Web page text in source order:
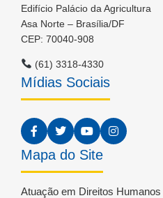
Edifício Palácio da Agricultura
Asa Norte – Brasília/DF
CEP: 70040-908
(61) 3318-4330
Mídias Sociais
Mapa do Site
Atuação em Direitos Humanos